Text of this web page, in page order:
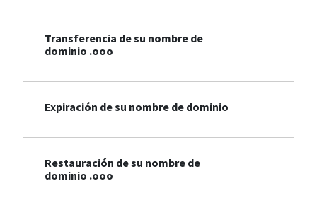
Transferencia de su nombre de
dominio .ooo
Expiración de su nombre de dominio
Restauración de su nombre de
dominio .ooo